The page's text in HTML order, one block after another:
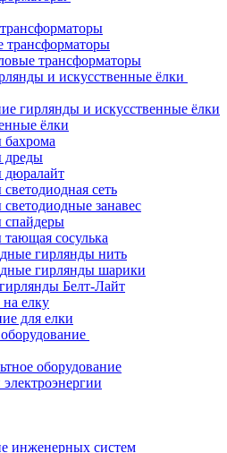
трансформаторы
трансформаторы
и искусственные ёлки
гирлянды и искусственные ёлки
ёлки
дреды
дюралайт
сеть
занавес
спайдеры
сосулька
гирлянды нить
гирлянды шарики
Белт-Лайт
елку
для елки
оборудование
инженерных систем